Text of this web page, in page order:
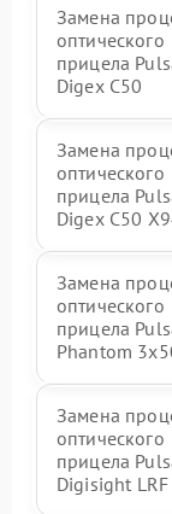
Замена
оптического
прицела
Digex C50
Замена
оптического
прицела
Digex C50
Замена
оптического
прицела
Phantom
Замена
оптического
прицела
Digisight